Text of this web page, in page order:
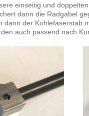
einseitig und
dann die Radgabel
der Kohlefaserstab
auch passend nach